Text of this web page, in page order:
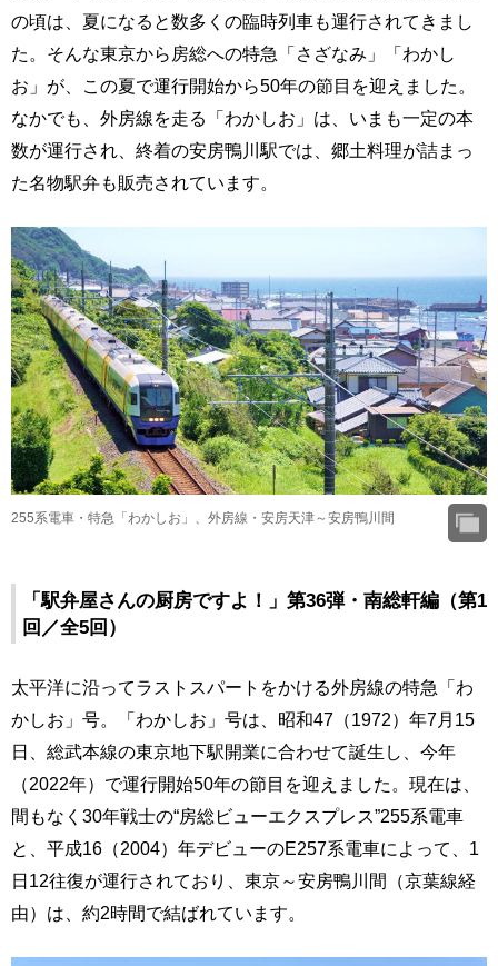
の頃は、夏になると数多くの臨時列車も運行されてきまし
た。そんな東京から房総への特急「さざなみ」「わかし
お」が、この夏で運行開始から50年の節目を迎えました。
なかでも、外房線を走る「わかしお」は、いまも一定の本
数が運行され、終着の安房鴨川駅では、郷土料理が詰まっ
た名物駅弁も販売されています。
255系電車・特急「わかしお」、外房線・安房天津～安房鴨川間
「駅弁屋さんの厨房ですよ！」第36弾・南総軒編（第1
回／全5回）
太平洋に沿ってラストスパートをかける外房線の特急「わ
かしお」号。「わかしお」号は、昭和47（1972）年7月15
日、総武本線の東京地下駅開業に合わせて誕生し、今年
（2022年）で運行開始50年の節目を迎えました。現在は、
間もなく30年戦士の“房総ビューエクスプレス”255系電車
と、平成16（2004）年デビューのE257系電車によって、1
日12往復が運行されており、東京～安房鴨川間（京葉線経
由）は、約2時間で結ばれています。